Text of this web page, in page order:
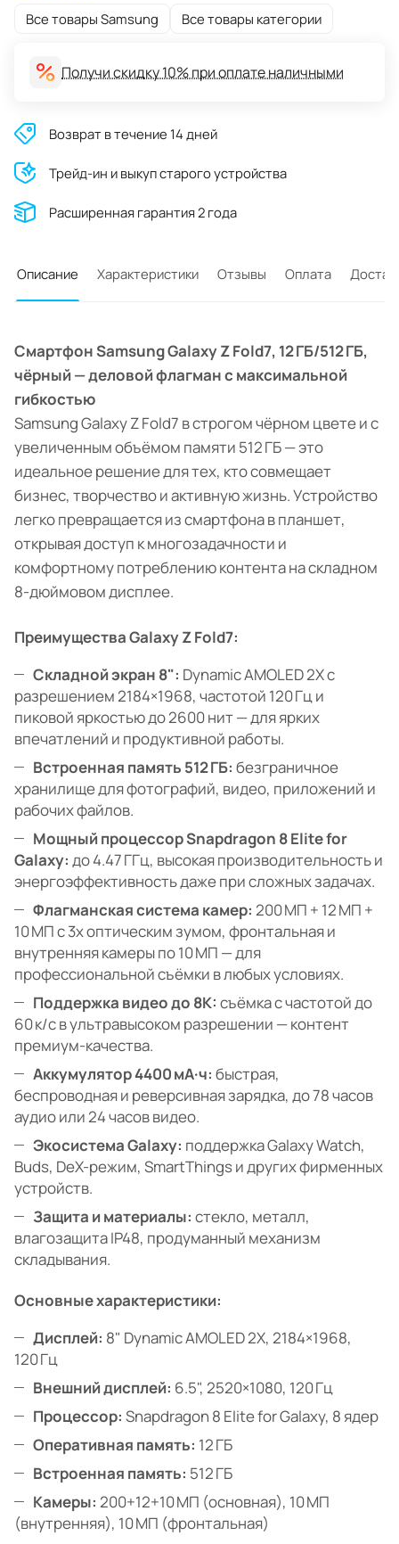
Все товары Samsung Все товары категории
Получи скидку 10% при оплате наличными
Возврат в течение 14 дней
Трейд-ин и выкуп старого устройства
Расширенная гарантия 2 года
Описание Характеристики Отзывы Оплата
Смартфон Samsung Galaxy Z Fold7, 12 ГБ/512 ГБ,
чёрный — деловой флагман с максимальной
гибкостью
Samsung Galaxy Z Fold7 в строгом чёрном цвете и с
увеличенным объёмом памяти 512 ГБ — это
идеальное решение для тех, кто совмещает
бизнес, творчество и активную жизнь. Устройство
легко превращается из смартфона в планшет,
открывая доступ к многозадачности и
комфортному потреблению контента на складном
8-дюймовом дисплее.
Преимущества Galaxy Z Fold7:
Складной экран 8": Dynamic AMOLED 2X с
разрешением 2184×1968, частотой 120 Гц и
пиковой яркостью до 2600 нит — для ярких
впечатлений и продуктивной работы.
Встроенная память 512 ГБ: безграничное
хранилище для фотографий, видео, приложений и
рабочих файлов.
Мощный процессор Snapdragon 8 Elite for
Galaxy: до 4.47 ГГц, высокая производительность и
энергоэффективность даже при сложных задачах.
Флагманская система камер: 200 МП + 12 МП +
10 МП с 3x оптическим зумом, фронтальная и
внутренняя камеры по 10 МП — для
профессиональной съёмки в любых условиях.
Поддержка видео до 8K: съёмка с частотой до
60 к/с в ультравысоком разрешении — контент
премиум-качества.
Аккумулятор 4400 мА·ч: быстрая,
беспроводная и реверсивная зарядка, до 78 часов
аудио или 24 часов видео.
Экосистема Galaxy: поддержка Galaxy Watch,
Buds, DeX-режим, SmartThings и других фирменных
устройств.
Защита и материалы: стекло, металл,
влагозащита IP48, продуманный механизм
складывания.
Основные характеристики:
Дисплей: 8" Dynamic AMOLED 2X, 2184×1968,
120 Гц
Внешний дисплей: 6.5", 2520×1080, 120 Гц
Процессор: Snapdragon 8 Elite for Galaxy, 8 ядер
Оперативная память: 12 ГБ
Встроенная память: 512 ГБ
Камеры: 200+12+10 МП (основная), 10 МП
(внутренняя), 10 МП (фронтальная)